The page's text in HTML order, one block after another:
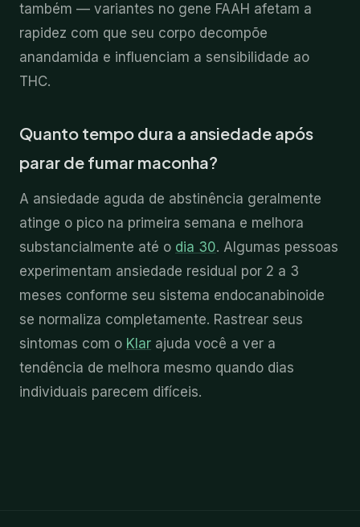
também — variantes no gene FAAH afetam a
rapidez com que seu corpo decompõe
anandamida e influenciam a sensibilidade ao
THC.
Quanto tempo dura a ansiedade após
parar de fumar maconha?
A ansiedade aguda de abstinência geralmente
atinge o pico na primeira semana e melhora
substancialmente até o dia 30. Algumas pessoas
experimentam ansiedade residual por 2 a 3
meses conforme seu sistema endocanabinoide
se normaliza completamente. Rastrear seus
sintomas com o Klar ajuda você a ver a
tendência de melhora mesmo quando dias
individuais parecem difíceis.